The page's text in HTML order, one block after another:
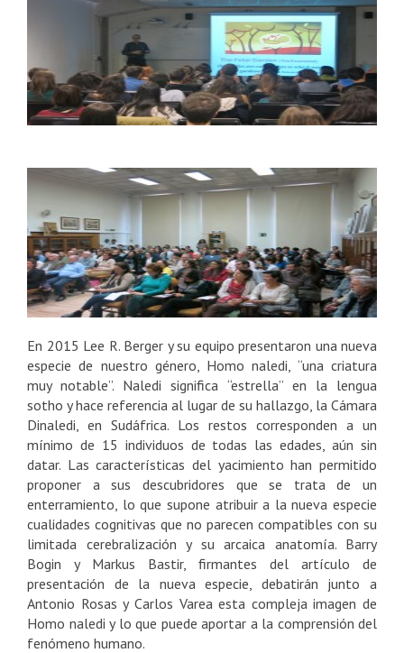
En 2015 Lee R. Berger y su equipo presentaron una nueva
especie de nuestro género, Homo naledi, “una criatura
muy notable”. Naledi significa “estrella” en la lengua
sotho y hace referencia al lugar de su hallazgo, la Cámara
Dinaledi, en Sudáfrica. Los restos corresponden a un
mínimo de 15 individuos de todas las edades, aún sin
datar. Las características del yacimiento han permitido
proponer a sus descubridores que se trata de un
enterramiento, lo que supone atribuir a la nueva especie
cualidades cognitivas que no parecen compatibles con su
limitada cerebralización y su arcaica anatomía. Barry
Bogin y Markus Bastir, firmantes del artículo de
presentación de la nueva especie, debatirán junto a
Antonio Rosas y Carlos Varea esta compleja imagen de
Homo naledi y lo que puede aportar a la comprensión del
fenómeno humano.